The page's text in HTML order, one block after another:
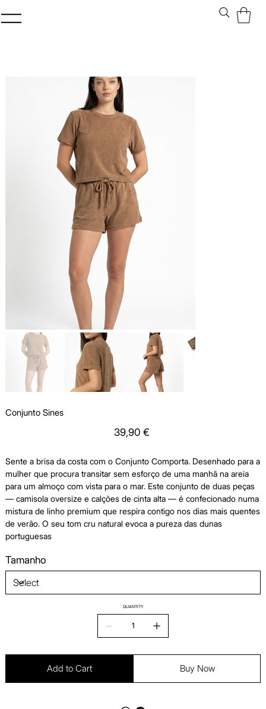
Conjunto Sines
Price
39,90 €
Sente a brisa da costa com o Conjunto Comporta. Desenhado para a
mulher que procura transitar sem esforço de uma manhã na areia
para um almoço com vista para o mar. Este conjunto de duas peças
— camisola oversize e calções de cinta alta — é confecionado numa
mistura de linho premium que respira contigo nos dias mais quentes
de verão. O seu tom cru natural evoca a pureza das dunas
portuguesas
Tamanho
QUANTITY
Add to Cart Buy Now